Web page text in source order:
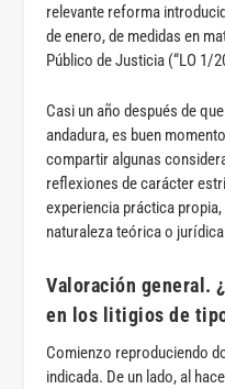
relevante reforma
de enero, de medidas en
Público de Justicia (“LO 1/
Casi un año después de
andadura, es buen
compartir algunas
reflexiones de carácter
experiencia práctica
naturaleza teórica o
Valoración general.
en los litigios de
Comienzo reproduciendo
indicada. De un lado, al